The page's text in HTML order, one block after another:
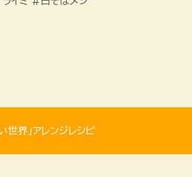
界」アレンジレシピ